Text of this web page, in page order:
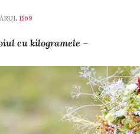
1569
cu kilogramele –